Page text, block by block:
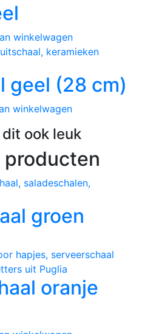
winkelwagen
geel (28 cm)
winkelwagen
ook leuk
producten
groen
oranje